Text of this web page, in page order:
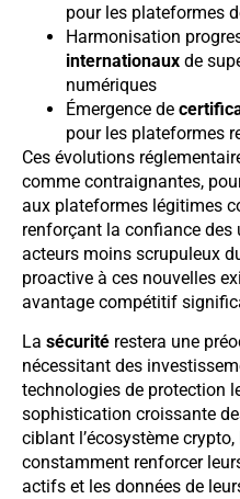
pour les plateformes
Harmonisation
internationaux de
numériques
Émergence de
pour les plateformes
Ces évolutions
comme contraignantes,
aux plateformes légitimes
renforçant la confiance
acteurs moins scrupuleux
proactive à ces nouvelles
avantage compétitif
La sécurité restera une
nécessitant des
technologies de protection
sophistication croissante
ciblant l’écosystème
constamment renforcer
actifs et les données de